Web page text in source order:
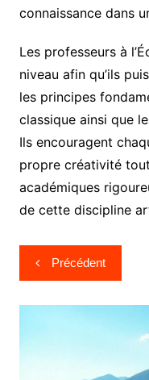
connaissance dans
Les professeurs à
niveau afin qu’ils
les principes
classique ainsi que
Ils encouragent
propre créativité
académiques
de cette discipline
Navigation
de
l’article
Précédent